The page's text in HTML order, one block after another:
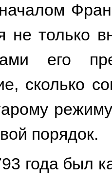
не только
его
сколько
порядок.
года был